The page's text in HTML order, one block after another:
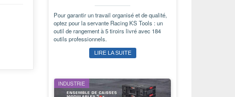
Pour garantir un travail organisé et de qualité,
optez pour la servante Racing KS Tools : un
outil de rangement à 5 tiroirs livré avec 184
outils professionnels.
LIRE LA SUITE
INDUSTRIE